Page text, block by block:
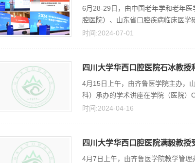
6月28-29日，由中国老年学和老年
腔医院）、山东省口腔疾病临床医学
时间:2024-07-01
四川大学华西口腔医院石冰教
4月15日上午，由齐鲁医学院主办，
科）承办的学术讲座在学院（医院）
时间:2024-04-16
四川大学华西口腔医院满毅教授
4月7日上午，由齐鲁医学院教学管